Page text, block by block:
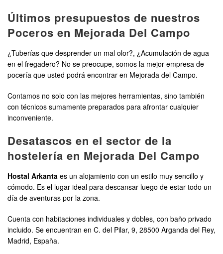
Últimos presupuestos de nuestros
Poceros en Mejorada Del Campo
¿Tuberías que desprender un mal olor?, ¿Acumulación de agua
en el fregadero? No se preocupe, somos la mejor empresa de
pocería que usted podrá encontrar en Mejorada del Campo.
Contamos no solo con las mejores herramientas, sino también
con técnicos sumamente preparados para afrontar cualquier
inconveniente.
Desatascos en el sector de la
hostelería en Mejorada Del Campo
Hostal Arkanta es un alojamiento con un estilo muy sencillo y
cómodo. Es el lugar ideal para descansar luego de estar todo un
día de aventuras por la zona.
Cuenta con habitaciones individuales y dobles, con baño privado
incluido. Se encuentran en C. del Pilar, 9, 28500 Arganda del Rey,
Madrid, España.